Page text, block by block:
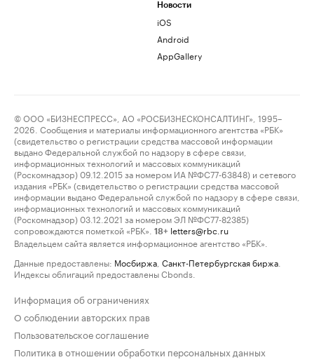
Новости
iOS
Android
AppGallery
© ООО «БИЗНЕСПРЕСС», АО «РОСБИЗНЕСКОНСАЛТИНГ», 1995–
2026. Сообщения и материалы информационного агентства «РБК»
(свидетельство о регистрации средства массовой информации
выдано Федеральной службой по надзору в сфере связи,
информационных технологий и массовых коммуникаций
(Роскомнадзор) 09.12.2015 за номером ИА №ФС77-63848) и сетевого
издания «РБК» (свидетельство о регистрации средства массовой
информации выдано Федеральной службой по надзору в сфере связи,
информационных технологий и массовых коммуникаций
(Роскомнадзор) 03.12.2021 за номером ЭЛ №ФС77-82385)
сопровождаются пометкой «РБК».
18+ letters@rbc.ru
Владельцем сайта является информационное агентство «РБК».
Данные предоставлены: Мосбиржа Санкт-Петербургская биржа
Индексы облигаций предоставлены Cbonds.
Информация об ограничениях
О соблюдении авторских прав
Пользовательское соглашение
Политика в отношении обработки персональных данных